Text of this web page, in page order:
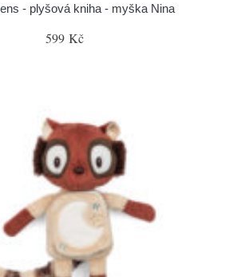
- plyšová kniha - myška Nina
599 Kč